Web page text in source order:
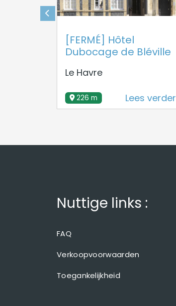
[FERMÉ] Hôtel
Dubocage de Bléville
Le Havre
226 m Lees verder
Nuttige links :
FAQ
Verkoopvoorwaarden
Toegankelijkheid